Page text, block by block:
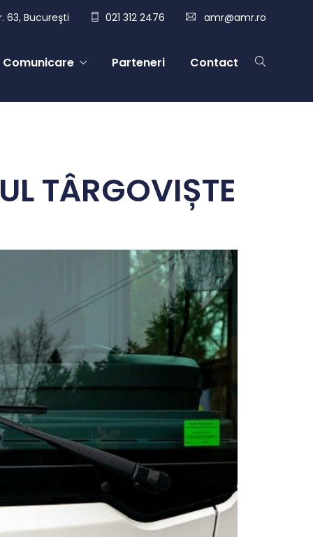
63, Bucureşti 021 312 2476 amr@amr.ro
Comunicare Parteneri Contact
TÂRGOVIȘTE